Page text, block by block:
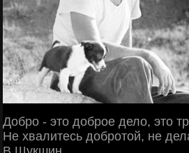
Добро - это доброе дело, это
Не хвалитесь добротой, не